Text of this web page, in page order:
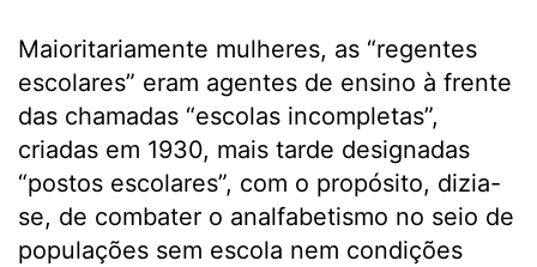
Maioritariamente mulheres, as “regentes
escolares” eram agentes de ensino à frente
das chamadas “escolas incompletas”,
criadas em 1930, mais tarde designadas
“postos escolares”, com o propósito, dizia-
se, de combater o analfabetismo no seio de
populações sem escola nem condições